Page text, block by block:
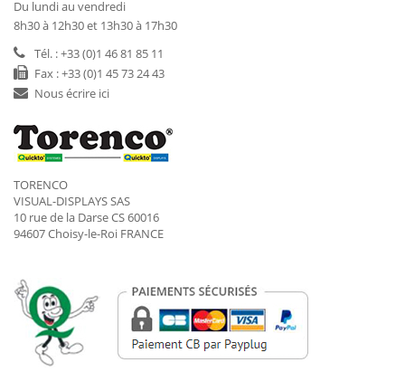
Du lundi au vendredi
8h30 à 12h30 et 13h30 à 17h30
Tél. : +33 (0)1 46 81 85 11
Fax : +33 (0)1 45 73 24 43
Nous écrire ici
TORENCO
VISUAL-DISPLAYS SAS
10 rue de la Darse CS 60016
94607 Choisy-le-Roi FRANCE